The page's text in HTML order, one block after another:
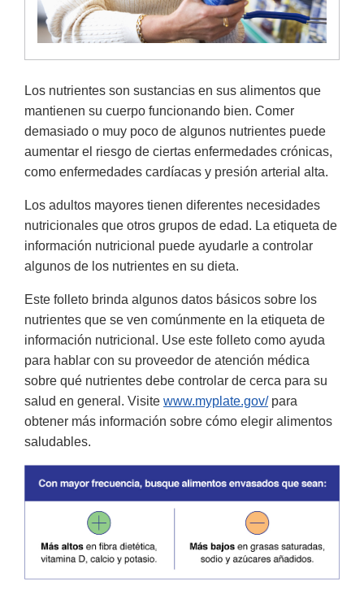
Los nutrientes son sustancias en sus alimentos que
mantienen su cuerpo funcionando bien. Comer
demasiado o muy poco de algunos nutrientes puede
aumentar el riesgo de ciertas enfermedades crónicas,
como enfermedades cardíacas y presión arterial alta.
Los adultos mayores tienen diferentes necesidades
nutricionales que otros grupos de edad. La etiqueta de
información nutricional puede ayudarle a controlar
algunos de los nutrientes en su dieta.
Este folleto brinda algunos datos básicos sobre los
nutrientes que se ven comúnmente en la etiqueta de
información nutricional. Use este folleto como ayuda
para hablar con su proveedor de atención médica
sobre qué nutrientes debe controlar de cerca para su
salud en general. Visite www.myplate.gov/para
obtener más información sobre cómo elegir alimentos
saludables.